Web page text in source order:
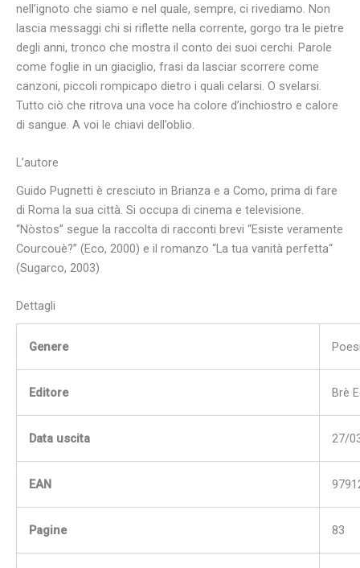
nell’ignoto che siamo e nel quale, sempre, ci rivediamo. Non
lascia messaggi chi si riflette nella corrente, gorgo tra le pietre
degli anni, tronco che mostra il conto dei suoi cerchi. Parole
come foglie in un giaciglio, frasi da lasciar scorrere come
canzoni, piccoli rompicapo dietro i quali celarsi. O svelarsi.
Tutto ciò che ritrova una voce ha colore d’inchiostro e calore
di sangue. A voi le chiavi dell’oblio.
L’autore
Guido Pugnetti è cresciuto in Brianza e a Como, prima di fare
di Roma la sua città. Si occupa di cinema e televisione.
“Nòstos” segue la raccolta di racconti brevi “Esiste veramente
Courcouè?” (Eco, 2000) e il romanzo “La tua vanità perfetta“
(Sugarco, 2003)
Dettagli
Genere
Editore Brè
Data uscita 27/
EAN
Pagine 83